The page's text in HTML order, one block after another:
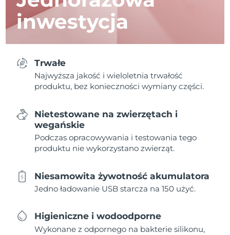
inwestycja
Trwałe
Najwyższa jakość i wieloletnia trwałość
produktu, bez konieczności wymiany części.
Nietestowane na zwierzętach i
wegańskie
Podczas opracowywania i testowania tego
produktu nie wykorzystano zwierząt.
Niesamowita żywotność akumulatora
Jedno ładowanie USB starcza na 150 użyć.
Higieniczne i wodoodporne
Wykonane z odpornego na bakterie silikonu,